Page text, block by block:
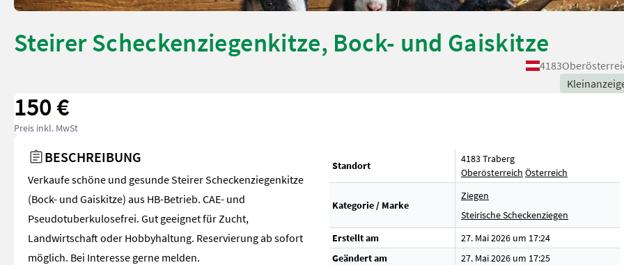
Steirer Scheckenziegenkitze, Bock- und Gaiskitze
4183
150 €
Preis inkl. MwSt
BESCHREIBUNG
Verkaufe schöne und gesunde Steirer Scheckenziegenkitze
(Bock- und Gaiskitze) aus HB-Betrieb. CAE- und
Pseudotuberkulosefrei. Gut geeignet für Zucht,
Landwirtschaft oder Hobbyhaltung. Reservierung ab sofort
möglich. Bei Interesse gerne melden.
Standort
4183 Traberg
Oberösterreich Österreich
Kategorie / Marke
Ziegen
Steirische Scheckenziegen
Erstellt am
27. Mai 2026 um 17:24
Geändert am
27. Mai 2026 um 17:25